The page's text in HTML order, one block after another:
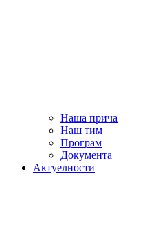
Наша прича
Наш тим
Програм
Документа
Актуелности